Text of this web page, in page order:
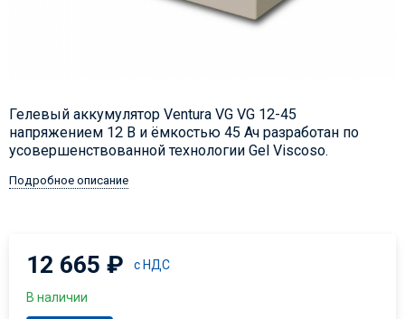
​Гелевый аккумулятор Ventura VG VG 12-45
напряжением 12 В и ёмкостью 45 Ач разработан по
усовершенствованной технологии Gel Viscoso.
Подробное описание
12 665₽ с НДС
В наличии